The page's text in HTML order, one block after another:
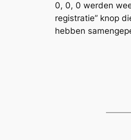
0, 0, 0 werden
registratie” knop
hebben